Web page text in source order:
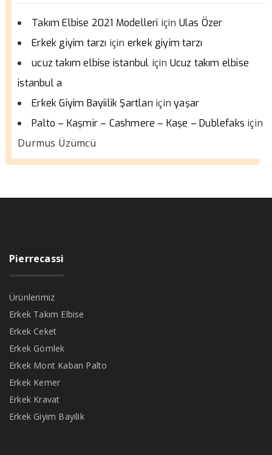
Takım Elbise 2021 Modelleri için Ulas Özer
Erkek giyim tarzı için erkek giyim tarzı
ucuz takım elbise istanbul için Ucuz takım elbise
istanbul a
Erkek Giyim Bayiilik Şartları içinyaşar
Palto – Kaşmir – Cashmere – Kaşe – Dublefaks için
Durmus Üzümcü
Pierrecassi
Ürünlerimiz
Erkek Takım Elbise
Erkek Ceket
Erkek Gömlek
Erkek Mont Kaban Palto
Erkek Kemer
Erkek Kravat
Erkek Giyim Bayilik